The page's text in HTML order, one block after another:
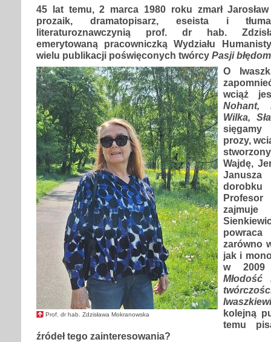
45 lat temu, 2 marca 1980 roku zmarł
prozaik, dramatopisarz, eseista i
literaturoznawczynią prof. dr hab.
emerytowaną pracowniczką Wydziału
wielu publikacji poświęconych twórcy Pasji
Prof. dr hab. Zdzisława Mokranowska
O
wciąż
Nohant,
Wilka,
prozy,
Wajdę,
dorobku
zajmuje
zarówno
jak i
w 2009
kolejną
temu
źródeł tego zainteresowania?